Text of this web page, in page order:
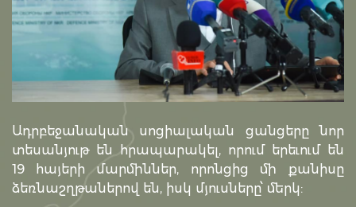
Ադրբեջանական սոցիալական ցանցերը նոր
տեսանյութ են հրապարակել, որում երեւում են
19 հայերի մարմիններ, որոնցից մի քանիսը
ձեռնաշղթաներով են, իսկ մյուսները՝ մերկ: